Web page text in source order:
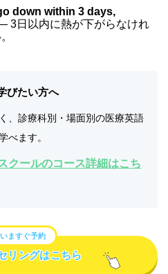
down within 3 days,
3日以内に熱が下がらなけれ
びたい方へ
、診療科別・場面別の医療英語
べます。
クールのコース詳細はこち
ますぐ予約
リングはこちら